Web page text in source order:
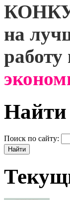
на
работу
Найти
Поиск по сайту: